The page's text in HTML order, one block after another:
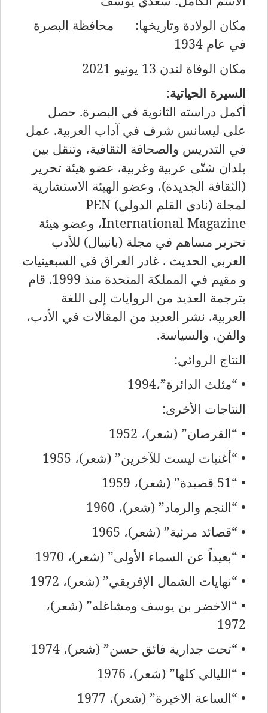
مكان الولادة وتاريخها: محافظة البصرة
في عام 1934
مكان الوفاة لندن 13 يونيو 2021
السيرة الحياتية:
أكمل دراسته الثانوية في البصرة. حصل
على ليسانس شرف في آداب العربية. عمل
في التدريس والصحافة الثقافية، وتنقل بين
بلدان شتّى عربية وغربية. عضو هيئة تحرير
(الثقافة الجديدة)، وعضو الهيئة الاستشارية
لمجلة (نادي القلم الدولي) PEN
International Magazine، وعضو هيئة
تحرير مساهم في مجلة (بانيبال) للأدب
العربي الحديث . غادر العراق في السبعينيات
و مقيم في المملكة المتحدة منذ 1999. قام
بترجمة العديد من الروايات إلى اللغة
العربية. نشر العديد من المقالات في الأدب،
والفن، والسياسة.
النتاج الروائي:
• “مثلث الدائرة”،1994
النتاجات الأخرى:
• “القرصان” (شعر)، 1952
• “أغنيات ليست للآخرين” (شعر)، 1955
• “51 قصيدة” (شعر)، 1959
• “النجم والرماد” (شعر)، 1960
• “قصائد مرئية” (شعر)، 1965
• “بعيداً عن السماء الأولى” (شعر)، 1970
• “نهايات الشمال الإفريقي” (شعر)، 1972
• “الاخضر بن يوسف ومشاغله” (شعر)،
1972
• “تحت جدارية فائق حسن” (شعر)، 1974
• “الليالي كلها” (شعر)، 1976
• “الساعة الاخيرة” (شعر)، 1977